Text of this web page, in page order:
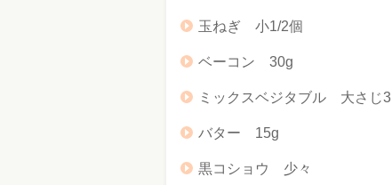
玉ねぎ 小1/2個
ベーコン 30g
ミックスベジタブル 大さじ3
バター 15g
黒コショウ 少々